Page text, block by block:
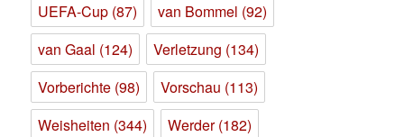
UEFA-Cup (87) van Bommel (92)
van Gaal (124) Verletzung (134)
Vorberichte (98) Vorschau (113)
Weisheiten (344) Werder(182)